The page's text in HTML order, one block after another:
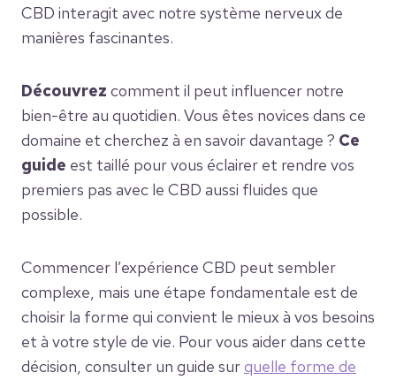
CBD interagit avec notre système nerveux de
manières fascinantes.
Découvrez comment il peut influencer notre
bien-être au quotidien. Vous êtes novices dans ce
domaine et cherchez à en savoir davantage ? Ce
guide est taillé pour vous éclairer et rendre vos
premiers pas avec le CBD aussi fluides que
possible.
Commencer l’expérience CBD peut sembler
complexe, mais une étape fondamentale est de
choisir la forme qui convient le mieux à vos besoins
et à votre style de vie. Pour vous aider dans cette
décision, consulter un guide surquelle forme de